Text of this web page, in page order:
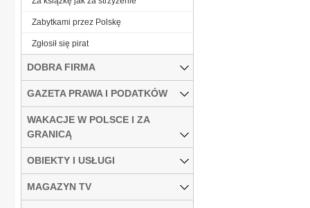
Zabytkami przez Polskę
Zgłosił się pirat
DOBRA FIRMA
GAZETA PRAWA I PODATKÓW
WAKACJE W POLSCE I ZA
GRANICĄ
OBIEKTY I USŁUGI
MAGAZYN TV